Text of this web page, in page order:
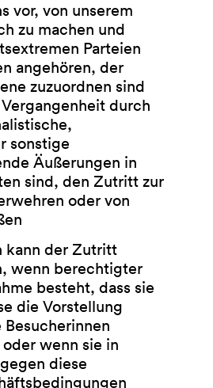
vor, von unserem
zu machen und
Parteien
angehören, der
zuzuordnen sind
durch
sonstige
Äußerungen in
sind, den Zutritt zur
oder von
kann der Zutritt
wenn berechtigter
besteht, dass sie
die Vorstellung
wenn sie in
diese